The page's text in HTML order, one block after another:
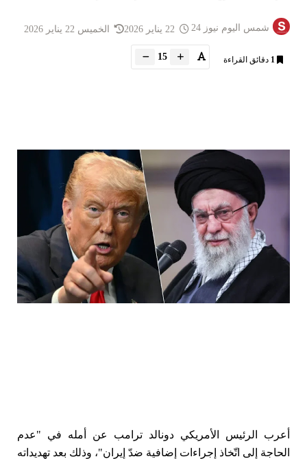
شمس اليوم نيوز 24 الخميس 22 يناير 2026
1 دقائق القراءة 15
أعرب الرئيس الأمريكي دونالد ترامب عن أمله في "عدم
الحاجة إلى اتّخاذ إجراءات إضافية ضدّ إيران"، وذلك بعد تهديداته